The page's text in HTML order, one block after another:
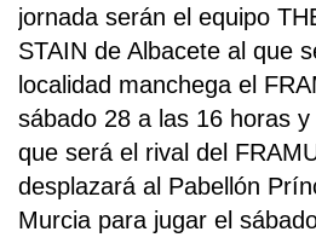
jornada serán el equipo
STAIN de Albacete al que
localidad manchega el
sábado 28 a las 16 horas
que será el rival del
desplazará al Pabellón
Murcia para jugar el